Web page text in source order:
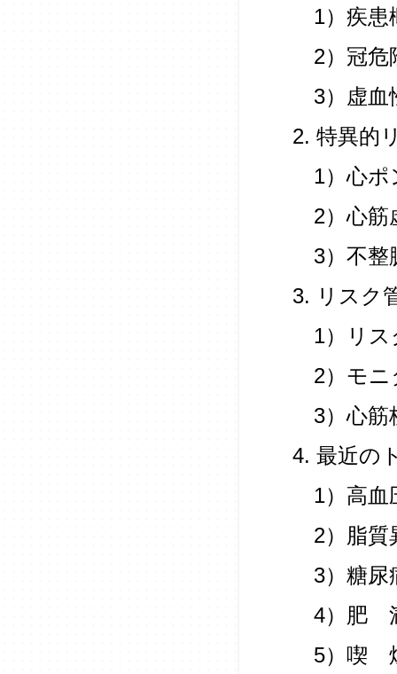
1）疾患
2）冠危
3）虚血
2. 特異的
1）心ポ
2）心筋
3）不整
3. リスク
1）リス
2）モニ
3）心筋
4. 最近の
1）高血
2）脂質
3）糖尿
4）肥
5）喫